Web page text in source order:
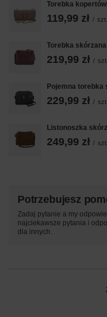
Torebka
119,99 zł / szt.
Torebka
219,99 zł / szt.
Pojemna torebka
229,99 zł / szt.
Listonoszka
249,99 zł / szt.
Potrzebujesz
Zadaj pytanie a my
najciekawsze pytania i
dla innych.